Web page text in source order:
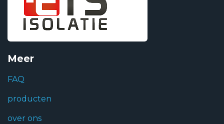
Meer
FAQ
producten
over ons